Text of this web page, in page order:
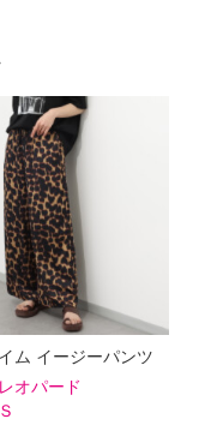
ム イージーパンツ
レオパード
Ｓ